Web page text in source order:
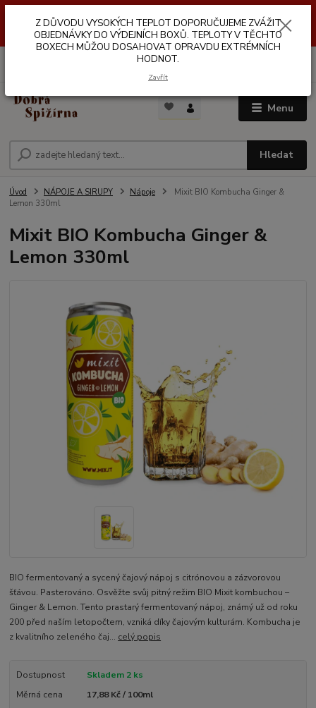
VÝDEJNÍCH BOXŮ. TEPLOTA V TĚCHTO BOXECH MŮŽE DOSAHOVAT
OPRAVDU EXTRÉMNÍCH HODNOT.
Menu
Hledat
Úvod NÁPOJE A SIRUPY Nápoje
Mixit BIO Kombucha Ginger &
Lemon 330ml
Mixit BIO Kombucha Ginger &
Lemon 330ml
BIO fermentovaný a sycený čajový nápoj s citrónovou a zázvorovou
šťávou. Pasterováno. Osvěžte svůj pitný režim BIO Mixit kombuchou –
Ginger & Lemon. Tento prastarý fermentovaný nápoj, známý už od roku
200 před naším letopočtem, vzniká díky čajovým kulturám. Kombucha je
z kvalitního zeleného čaj... celý popis
Dostupnost
Skladem 2 ks
Měrná cena
17,88 Kč / 100ml
Z DŮVODU VYSOKÝCH TEPLOT DOPORUČUJEME ZVÁŽIT
OBJEDNÁVKY DO VÝDEJNÍCH BOXŮ. TEPLOTY V TĚCHTO
BOXECH MŮŽOU DOSAHOVAT OPRAVDU EXTRÉMNÍCH
HODNOT.
Zavřít